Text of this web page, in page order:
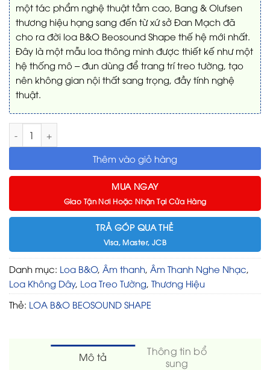
một tác phẩm nghệ thuật tầm cao, Bang & Olufsen
thương hiệu hạng sang đến từ xứ sở Đan Mạch đã
cho ra đời loa B&O Beosound Shape thế hệ mới nhất.
Đây là một mẫu loa thông minh được thiết kế như một
hệ thống mô – đun dùng để trang trí treo tường, tạo
nên không gian nội thất sang trọng, đầy tính nghệ
thuật.
LOA B&O BEOSOUND SHAPE số lượng
Thêm vào giỏ hàng
MUA NGAY
Giao Tận Nơi Hoặc Nhận Tại Cửa Hàng
TRẢ GÓP QUA THẺ
Visa, Master, JCB
Danh mục: Loa B&O, Âm thanh Âm Thanh Nghe Nhạc
Loa Không Dây, Loa Treo Tường Thương Hiệu
Thẻ: LOA B&O BEOSOUND SHAPE
Mô tả
Thông tin bổ
sung